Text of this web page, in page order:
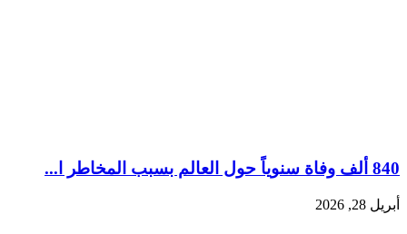
840 ألف وفاة سنوياً حول العالم بسبب المخاطر ا...
أبريل 28, 2026